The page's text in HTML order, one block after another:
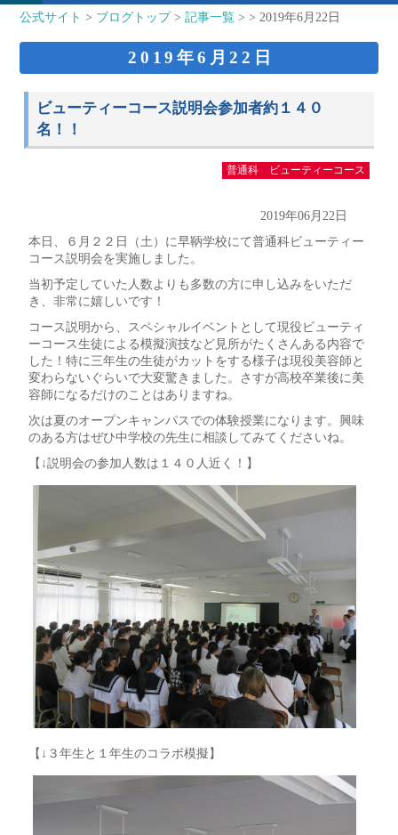
公式サイト > ブログトップ>記事一覧 > > 2019年6月22日
2019年6月22日
ビューティーコース説明会参加者約１４０
名！！
普通科 ビューティーコース
2019年06月22日
本日、６月２２日（土）に早鞆学校にて普通科ビューティー
コース説明会を実施しました。
当初予定していた人数よりも多数の方に申し込みをいただ
き、非常に嬉しいです！
コース説明から、スペシャルイベントとして現役ビューティ
ーコース生徒による模擬演技など見所がたくさんある内容で
した！特に三年生の生徒がカットをする様子は現役美容師と
変わらないぐらいで大変驚きました。さすが高校卒業後に美
容師になるだけのことはありますね。
次は夏のオープンキャンパスでの体験授業になります。興味
のある方はぜひ中学校の先生に相談してみてくださいね。
【↓説明会の参加人数は１４０人近く！】
【↓３年生と１年生のコラボ模擬】